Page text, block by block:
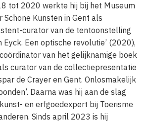
tot 2020 werkte hij bij het Museum
Schone Kunsten in Gent als
curator van de tentoonstelling
Eyck. Een optische revolutie’ (2020),
van het gelijknamige boek
curator van de collectiepresentatie
de Crayer en Gent. Onlosmakelijk
Daarna was hij aan de slag
en erfgoedexpert bij Toerisme
Sinds april 2023 is hij